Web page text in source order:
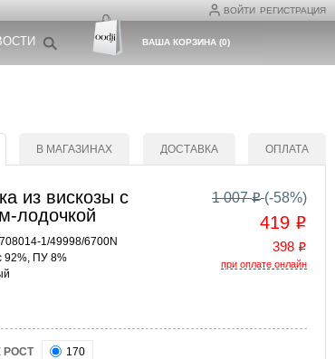
ВОЙТИ РЕГИСТРАЦИЯ
ВАША КОРЗИНА(0)
В МАГАЗИНАХ ДОСТАВКА ОПЛАТА
из вискозы с
лодочкой
1/49998/6700N
92%, ПУ 8%
1 007o (-58%)
419 o
398 o
при оплате онлайн
РОСТ 170